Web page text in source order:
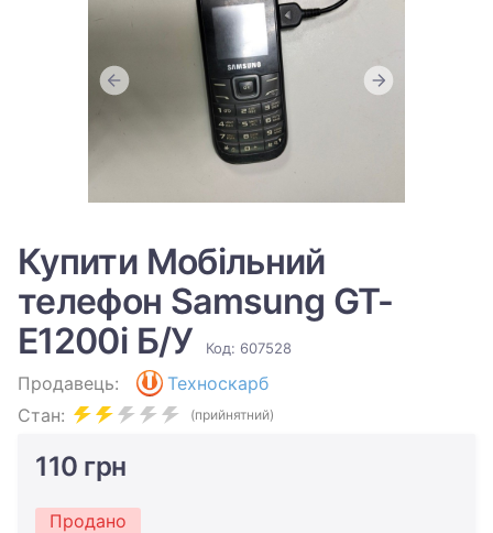
Купити Мобільний
телефон Samsung GT-
E1200i Б/У
Код: 607528
Продавець:
Техноскарб
Стан:
(прийнятний)
110 грн
Продано